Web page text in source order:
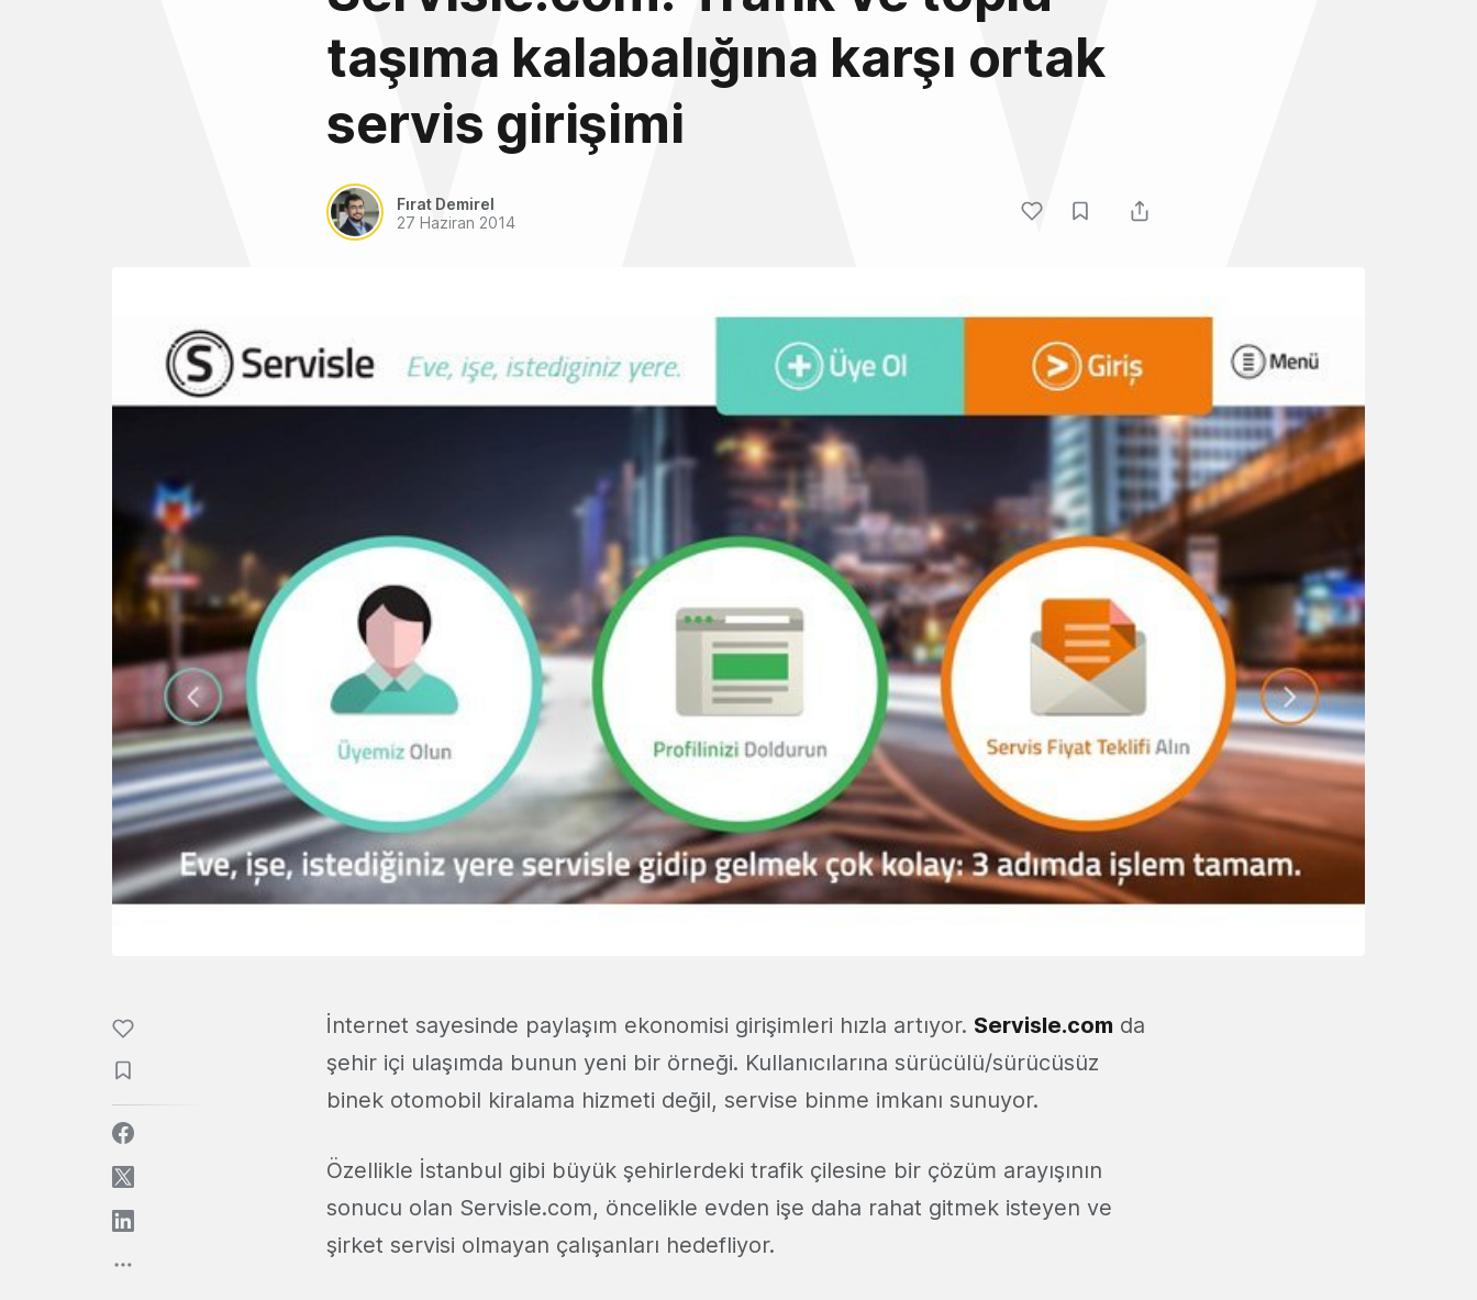
taşıma kalabalığına karşı ortak
servis girişimi
Fırat Demirel
27 Haziran 2014
İnternet sayesinde paylaşım ekonomisi girişimleri hızla artıyor. Servisle.com da
şehir içi ulaşımda bunun yeni bir örneği. Kullanıcılarına sürücülü/sürücüsüz
binek otomobil kiralama hizmeti değil, servise binme imkanı sunuyor.
Özellikle İstanbul gibi büyük şehirlerdeki trafik çilesine bir çözüm arayışının
sonucu olan Servisle.com, öncelikle evden işe daha rahat gitmek isteyen ve
şirket servisi olmayan çalışanları hedefliyor.